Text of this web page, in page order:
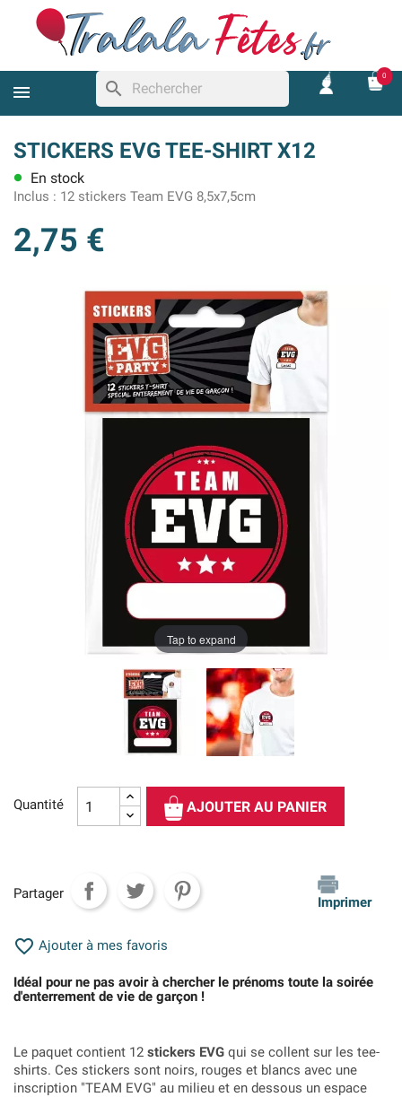
search
0
STICKERS EVG TEE-SHIRT X12
lens En stock
Inclus : 12 stickers Team EVG 8,5x7,5cm
2,75 €
Tap to expand
Quantité AJOUTER AU PANIER
Partager
Imprimer
 Ajouter à mes favoris
Idéal pour ne pas avoir à chercher le prénoms toute la soirée
d'enterrement de vie de garçon !
Le paquet contient 12 stickers EVG qui se collent sur les tee-
shirts. Ces stickers sont noirs, rouges et blancs avec une
inscription "TEAM EVG" au milieu et en dessous un espace